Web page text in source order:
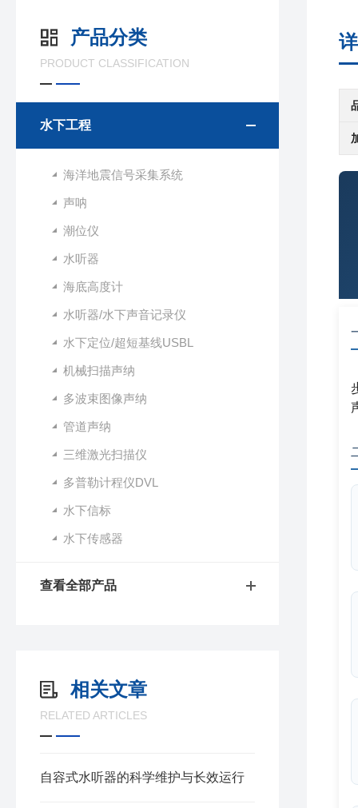
产品分类
PRODUCT CLASSIFICATION
水下工程
海洋地震信号采集系统
声呐
潮位仪
水听器
海底高度计
水听器/水下声音记录仪
水下定位/超短基线USBL
机械扫描声纳
多波束图像声纳
管道声纳
三维激光扫描仪
多普勒计程仪DVL
水下信标
水下传感器
查看全部产品
相关文章
RELATED ARTICLES
自容式水听器的科学维护与长效运行